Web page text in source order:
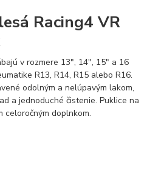
Racing4 VR
v rozmere 13", 14", 15" a 16
R13, R14, R15 alebo R16.
odolným a nelúpavým lakom,
a jednoduché čistenie. Puklice na
celoročným doplnkom.